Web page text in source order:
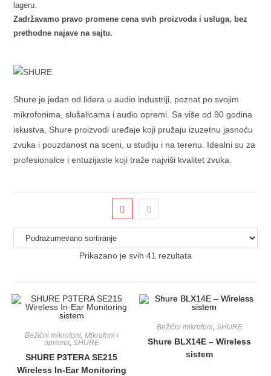
lageru.
Zadržavamo pravo promene cena svih proizvoda i usluga, bez
prethodne najave na sajtu.
Shure je jedan od lidera u audio industriji, poznat po svojim
mikrofonima, slušalicama i audio opremi. Sa više od 90 godina
iskustva, Shure proizvodi uređaje koji pružaju izuzetnu jasnoću
zvuka i pouzdanost na sceni, u studiju i na terenu. Idealni su za
profesionalce i entuzijaste koji traže najviši kvalitet zvuka.
Prikazano je svih 41 rezultata
Bežični mikrofoni, Mikrofoni i
oprema, SHURE
SHURE P3TERA SE215
Wireless In-Ear Monitoring
Bežični mikrofoni, SHURE
Shure BLX14E – Wireless
sistem